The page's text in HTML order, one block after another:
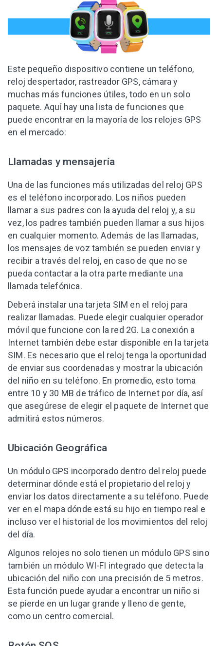
Este pequeño dispositivo contiene un teléfono,
reloj despertador, rastreador GPS, cámara y
muchas más funciones útiles, todo en un solo
paquete. Aquí hay una lista de funciones que
puede encontrar en la mayoría de los relojes GPS
en el mercado:
Llamadas y mensajería
Una de las funciones más utilizadas del reloj GPS
es el teléfono incorporado. Los niños pueden
llamar a sus padres con la ayuda del reloj y, a su
vez, los padres también pueden llamar a sus hijos
en cualquier momento. Además de las llamadas,
los mensajes de voz también se pueden enviar y
recibir a través del reloj, en caso de que no se
pueda contactar a la otra parte mediante una
llamada telefónica.
Deberá instalar una tarjeta SIM en el reloj para
realizar llamadas. Puede elegir cualquier operador
móvil que funcione con la red 2G. La conexión a
Internet también debe estar disponible en la tarjeta
SIM. Es necesario que el reloj tenga la oportunidad
de enviar sus coordenadas y mostrar la ubicación
del niño en su teléfono. En promedio, esto toma
entre 10 y 30 MB de tráfico de Internet por día, así
que asegúrese de elegir el paquete de Internet que
admitirá estos números.
Ubicación Geográfica
Un módulo GPS incorporado dentro del reloj puede
determinar dónde está el propietario del reloj y
enviar los datos directamente a su teléfono. Puede
ver en el mapa dónde está su hijo en tiempo real e
incluso ver el historial de los movimientos del reloj
del día.
Algunos relojes no solo tienen un módulo GPS sino
también un módulo WI-FI integrado que detecta la
ubicación del niño con una precisión de 5 metros.
Esta función puede ayudar a encontrar un niño si
se pierde en un lugar grande y lleno de gente,
como un centro comercial.